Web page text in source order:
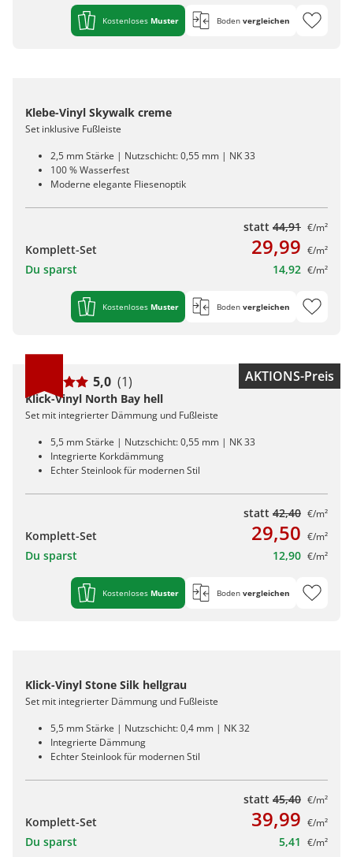
Kostenloses Muster Boden vergleichen
Klebe-Vinyl Skywalk creme
Set inklusive Fußleiste
2,5 mm Stärke | Nutzschicht: 0,55 mm | NK 33
100 % Wasserfest
Moderne elegante Fliesenoptik
statt 44,91 €/m²
Komplett-Set 29,99 €/m²
Du sparst 14,92 €/m²
Kostenloses Muster Boden vergleichen
AKTIONS-Preis
5,0 (1)
Klick-Vinyl North Bay hell
Set mit integrierter Dämmung und Fußleiste
5,5 mm Stärke | Nutzschicht: 0,55 mm | NK 33
Integrierte Korkdämmung
Echter Steinlook für modernen Stil
statt 42,40 €/m²
Komplett-Set 29,50 €/m²
Du sparst 12,90 €/m²
Kostenloses Muster Boden vergleichen
Klick-Vinyl Stone Silk hellgrau
Set mit integrierter Dämmung und Fußleiste
5,5 mm Stärke | Nutzschicht: 0,4 mm | NK 32
Integrierte Dämmung
Echter Steinlook für modernen Stil
statt 45,40 €/m²
Komplett-Set 39,99 €/m²
Du sparst 5,41 €/m²